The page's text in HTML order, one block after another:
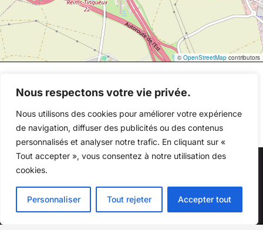
Nous respectons votre vie privée.
Nous utilisons des cookies pour améliorer votre expérience
de navigation, diffuser des publicités ou des contenus
personnalisés et analyser notre trafic. En cliquant sur «
Tout accepter », vous consentez à notre utilisation des
cookies.
Personnaliser Tout rejeter Accepter tout
©OpenStreetMap contributors
Au quotidien, prenez les transports en commun
Copyright © 2026 Millésime Motor . Tous droits réservés -
Mentions légales -Accès pro- ConceptionWinteam